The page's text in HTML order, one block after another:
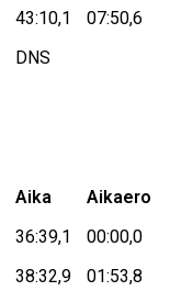
43:10,1 07:50,6
DNS
Aika Aikaero
36:39,1 00:00,0
38:32,9 01:53,8